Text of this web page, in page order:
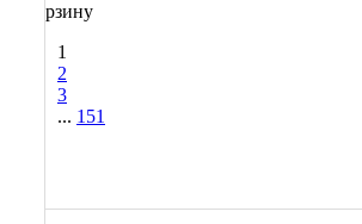
В корзину
1
2
3
... 151